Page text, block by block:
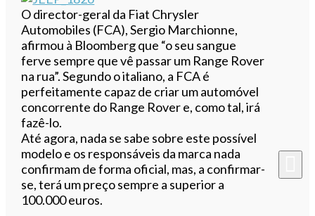
O director-geral da Fiat Chrysler
Automobiles (FCA), Sergio Marchionne,
afirmou à Bloomberg que “o seu sangue
ferve sempre que vê passar um Range Rover
na rua”. Segundo o italiano, a FCA é
perfeitamente capaz de criar um automóvel
concorrente do Range Rover e, como tal, irá
fazê-lo.
Até agora, nada se sabe sobre este possível
modelo e os responsáveis da marca nada
confirmam de forma oficial, mas, a confirmar-
se, terá um preço sempre a superior a
100.000 euros.